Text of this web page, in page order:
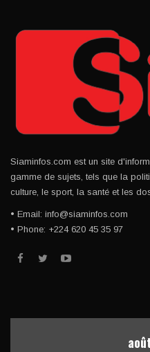
Siaminfos.com est un site
gamme de sujets, tels que la
culture, le sport, la santé et les
• Email: info@siaminfos.com
• Phone: +224 620 45 35 97